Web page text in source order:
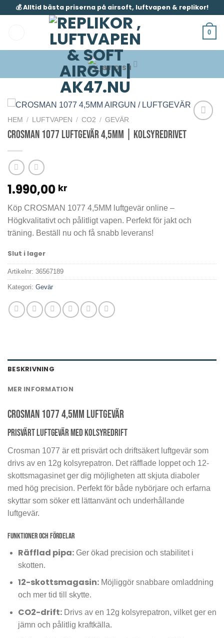
💰 Alltid bästa priserna på airsoft, luftvapen & replikor!
0
SWEDISH
HEM / LUFTVAPEN / CO2 / GEVÄR
Crosman 1077 Luftgevär 4,5mm | Kolsyredrivet
1.990,00 kr
Köp CROSMAN 1077 4,5MM luftgevär online –
Högkvalitativt och pålitligt vapen. Perfekt för jakt och
träning. Beställ nu och få snabb leverans!
Slut i lager
Artikelnr: 36567189
Kategori: Gevär
BESKRIVNING
MER INFORMATION
Crosman 1077 4,5mm Luftgevär
Prisvärt luftgevär med kolsyredrift
Crosman 1077 är ett prisvärt och driftsäkert luftgevär som
drivs av en 12g kolsyrepatron. Det räfflade loppet och 12-
skottsmagasinet ger dig möjligheten att skjuta diaboler
med hög precision. Perfekt för både nybörjare och erfarna
skyttar som söker ett lättanvänt och underhållande
luftgevär.
Funktioner och fördelar
Räfflad pipa:Ger ökad precision och stabilitet i
skotten.
12-skottsmagasin:Möjliggör snabbare omladdning
och mer tid till skytte.
CO2-drift:Drivs av en 12g kolsyrepatron, vilket ger en
jämn och pålitlig kraftkälla.